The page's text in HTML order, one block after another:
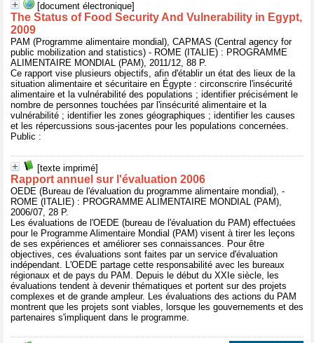
[document électronique]
The Status of Food Security And Vulnerability in Egypt,
2009
PAM (Programme alimentaire mondial), CAPMAS (Central agency for
public mobilization and statistics) - ROME (ITALIE) : PROGRAMME
ALIMENTAIRE MONDIAL (PAM), 2011/12, 88 P.
Ce rapport vise plusieurs objectifs, afin d'établir un état des lieux de la
situation alimentaire et sécuritaire en Égypte : circonscrire l'insécurité
alimentaire et la vulnérabilité des populations ; identifier précisément le
nombre de personnes touchées par l'insécurité alimentaire et la
vulnérabilité ; identifier les zones géographiques ; identifier les causes
et les répercussions sous-jacentes pour les populations concernées.
Public :
[texte imprimé]
Rapport annuel sur l'évaluation 2006
OEDE (Bureau de l'évaluation du programme alimentaire mondial), -
ROME (ITALIE) : PROGRAMME ALIMENTAIRE MONDIAL (PAM),
2006/07, 28 P.
Les évaluations de l'OEDE (bureau de l'évaluation du PAM) effectuées
pour le Programme Alimentaire Mondial (PAM) visent à tirer les leçons
de ses expériences et améliorer ses connaissances. Pour être
objectives, ces évaluations sont faites par un service d'évaluation
indépendant. L'OEDE partage cette responsabilité avec les bureaux
régionaux et de pays du PAM. Depuis le début du XXIe siècle, les
évaluations tendent à devenir thématiques et portent sur des projets
complexes et de grande ampleur. Les évaluations des actions du PAM
montrent que les projets sont viables, lorsque les gouvernements et des
partenaires s'impliquent dans le programme.